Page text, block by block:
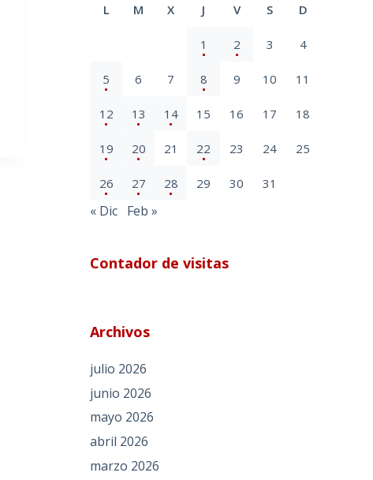
L M X J V S D
1 2 3 4
5 6 7 8 9 10 11
12 13 14 15 16 17 18
19 20 21 22 23 24 25
26 27 28 29 30 31
« Dic Feb »
Contador de visitas
Archivos
julio 2026
junio 2026
mayo 2026
abril 2026
marzo 2026